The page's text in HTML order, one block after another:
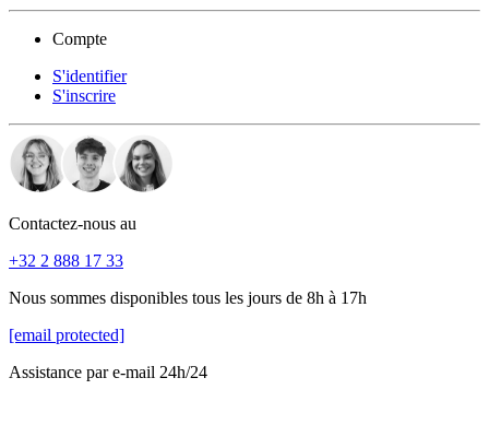
Compte
S'identifier
S'inscrire
Contactez-nous au
+32 2 888 17 33
Nous sommes disponibles tous les jours de 8h à 17h
[email protected]
Assistance par e-mail 24h/24